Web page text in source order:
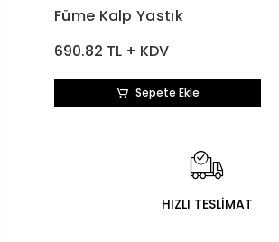
Füme Kalp Yastık
690.82 TL + KDV
Sepete Ekle
HIZLI TESLİMAT